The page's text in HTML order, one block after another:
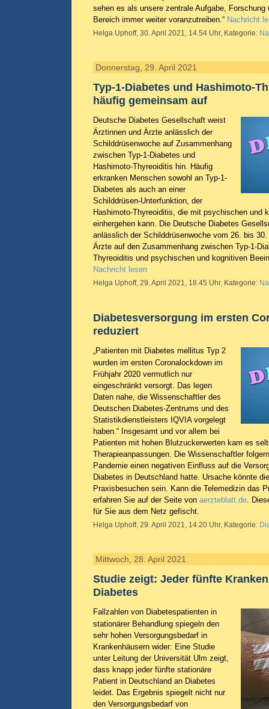
sehen es als unsere zentrale Aufgabe,
Bereich immer weiter voranzutreiben.“ Nachricht
Helga Uphoff, 30. April 2021, 14.54 Uhr, Kategorie:
Donnerstag, 29. April 2021
Typ-1-Diabetes und Hashimoto-
häufig gemeinsam auf
Deutsche Diabetes Gesellschaft weist
Ärztinnen und Ärzte anlässlich der
Schilddrüsenwoche auf Zusammenhang
zwischen Typ-1-Diabetes und
Hashimoto-Thyreoiditis hin. Häufig
erkranken Menschen sowohl an Typ-1-
Diabetes als auch an einer
Schilddrüsen-Unterfunktion, der
Hashimoto-Thyreoiditis, die mit psychischen und
einhergehen kann. Die Deutsche Diabetes
anlässlich der Schilddrüsenwoche vom 26. bis
Ärzte auf den Zusammenhang zwischen Typ-1-
Thyreoiditis und psychischen und kognitiven
Nachricht lesen
Helga Uphoff, 29. April 2021, 18.45 Uhr, Kategorie:
Diabetesversorgung im ersten
reduziert
„Patienten mit Diabetes mellitus Typ 2
wurden im ersten Coronalockdown im
Frühjahr 2020 vermutlich nur
eingeschränkt versorgt. Das legen
Daten nahe, die Wissenschaftler des
Deutschen Diabetes-Zentrums und des
Statistikdienstleisters IQVIA vorgelegt
haben.“ Insgesamt und vor allem bei
Patienten mit hohen Blutzuckerwerten kam es
Therapieanpassungen. Die Wissenschaftler
Pandemie einen negativen Einfluss auf die
Diabetes in Deutschland hatte. Ursache könnte
Praxisbesuchen sein. Kann die Telemedizin das
erfahren Sie auf der Seite von aerzteblatt.de.
für Sie aus dem Netz gefischt.
Helga Uphoff, 29. April 2021, 14.20 Uhr, Kategorie:
Mittwoch, 28. April 2021
Studie zeigt: Jeder fünfte
Diabetes
Fallzahlen von Diabetespatienten in
stationärer Behandlung spiegeln den
sehr hohen Versorgungsbedarf in
Krankenhäusern wider: Eine Studie
unter Leitung der Universität Ulm zeigt,
dass knapp jeder fünfte stationäre
Patient in Deutschland an Diabetes
leidet. Das Ergebnis spiegelt nicht nur
den Versorgungsbedarf von